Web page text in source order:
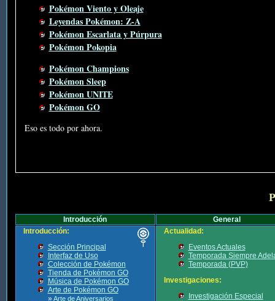
Pokémon Viento y Oleaje
Leyendas Pokémon: Z-A
Pokémon Escarlata y Púrpura
Pokémon Pokopia
Pokémon Champions
Pokémon Sleep
Pokémon UNITE
Pokémon GO
Eso es todo por ahora.
Introducción
General
Introducción:
Sección Principal
Interfaz de Uso
Colección de Pokémon
Tienda de Pokémon GO
Música de Pokémon GO
Arte de Pokémon GO
» Arte de Aniversarios
Actualidad:
Eventos Actuales
Temporada Siempre
Temporada (PVP)
Investigaciones:
Investigación Especial